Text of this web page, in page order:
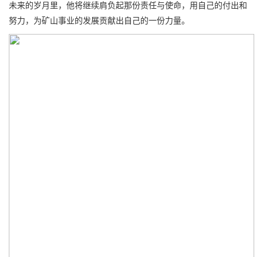
未来的岁月里，他将继续肩负起那份责任与使命，用自己的付出和
努力，为矿山事业的发展贡献出自己的一份力量。